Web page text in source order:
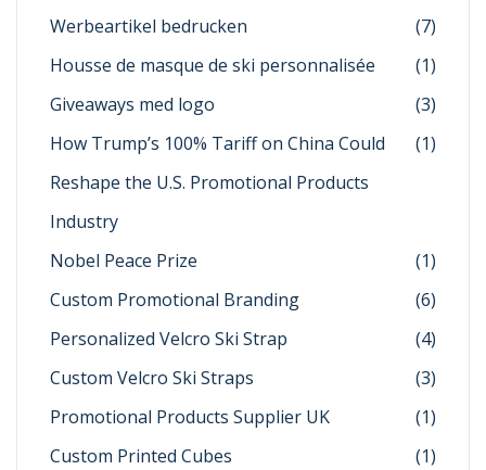
Werbeartikel bedrucken
(7)
Housse de masque de ski personnalisée
(1)
Giveaways med logo
(3)
How Trump’s 100% Tariff on China Could
Reshape the U.S. Promotional Products
Industry
(1)
Nobel Peace Prize
(1)
Custom Promotional Branding
(6)
Personalized Velcro Ski Strap
(4)
Custom Velcro Ski Straps
(3)
Promotional Products Supplier UK
(1)
Custom Printed Cubes
(1)